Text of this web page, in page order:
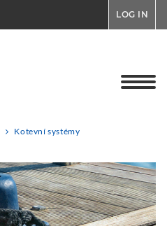
LOG IN
Kotevní systémy